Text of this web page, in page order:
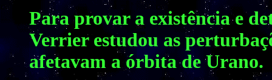
Para provar a existência e
Verrier estudou as
afetavam a órbita de Urano.